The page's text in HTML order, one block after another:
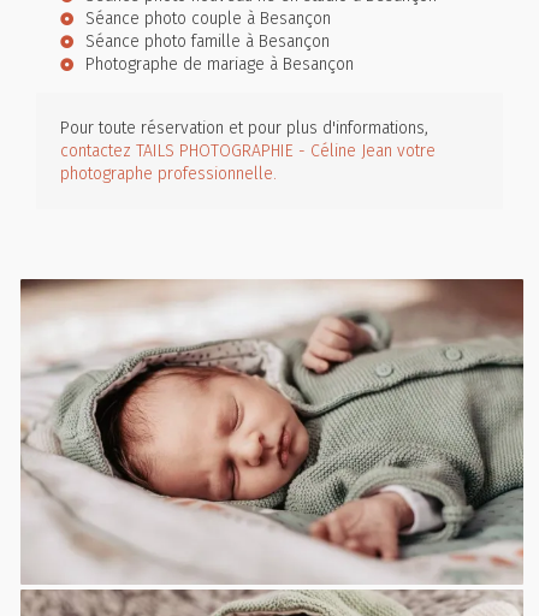
Séance photo couple à Besançon
Séance photo famille à Besançon
Photographe de mariage à Besançon
Pour toute réservation et pour plus d'informations,
contactez TAILS PHOTOGRAPHIE - Céline Jean votre
photographe professionnelle.